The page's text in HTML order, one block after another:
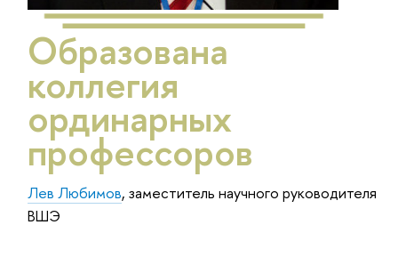
Образована
коллегия
ординарных
профессоров
Лев Любимов, заместитель научного руководителя
ВШЭ